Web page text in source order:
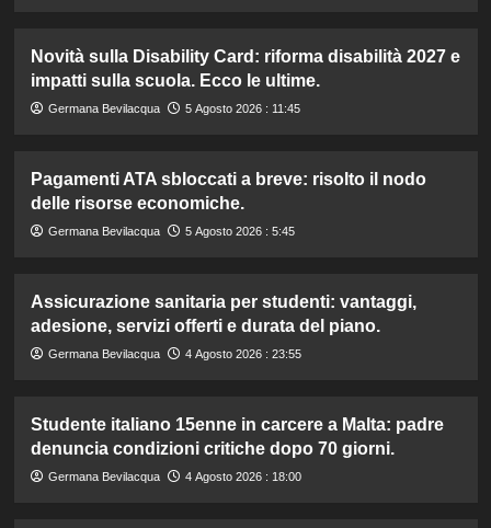
Novità sulla Disability Card: riforma disabilità 2027 e
impatti sulla scuola. Ecco le ultime.
Germana Bevilacqua 5 Agosto 2026 : 11:45
Pagamenti ATA sbloccati a breve: risolto il nodo
delle risorse economiche.
Germana Bevilacqua 5 Agosto 2026 : 5:45
Assicurazione sanitaria per studenti: vantaggi,
adesione, servizi offerti e durata del piano.
Germana Bevilacqua 4 Agosto 2026 : 23:55
Studente italiano 15enne in carcere a Malta: padre
denuncia condizioni critiche dopo 70 giorni.
Germana Bevilacqua 4 Agosto 2026 : 18:00